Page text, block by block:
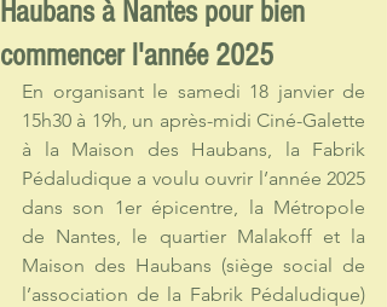
Haubans à Nantes pour bien
commencer l'année 2025
En organisant le samedi 18 janvier de
15h30 à 19h, un après-midi Ciné-Galette
à la Maison des Haubans, la Fabrik
Pédaludique a voulu ouvrir l’année 2025
dans son 1er épicentre, la Métropole
de Nantes, le quartier Malakoff et la
Maison des Haubans (siège social de
l’association de la Fabrik Pédaludique)